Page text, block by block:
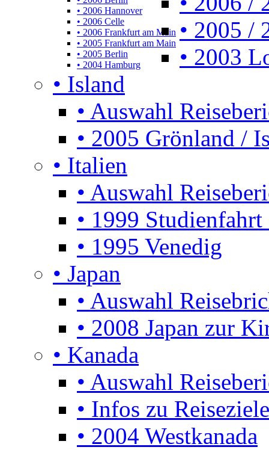
• 2006 Hannover
• 2006 Celle
• 2006 Frankfurt am Main
• 2005 Frankfurt am Main
• 2005 Berlin
• 2004 Hamburg
• 2005 /
• 2003
• Island
• Auswahl
• 2005 Grönland /
• Italien
• Auswahl
• 1999
• 1995 Venedig
• Japan
• Auswahl
• 2008 Japan zur
• Kanada
• Auswahl
• Infos zu
• 2004 Westkanada